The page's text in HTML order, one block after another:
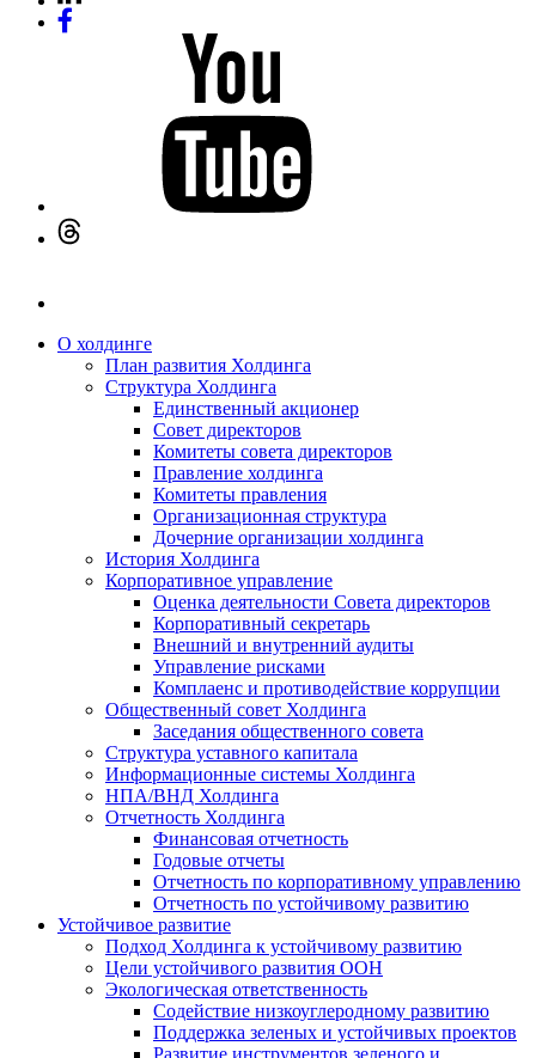
О холдинге
План развития Холдинга
Структура Холдинга
Единственный акционер
Совет директоров
Комитеты совета директоров
Правление холдинга
Комитеты правления
Организационная структура
Дочерние организации холдинга
История Холдинга
Корпоративное управление
Оценка деятельности Совета директоров
Корпоративный секретарь
Внешний и внутренний аудиты
Управление рисками
Комплаенс и противодействие коррупции
Общественный совет Холдинга
Заседания общественного совета
Структура уставного капитала
Информационные системы Холдинга
НПА/ВНД Холдинга
Отчетность Холдинга
Финансовая отчетность
Годовые отчеты
Отчетность по корпоративному управлению
Отчетность по устойчивому развитию
Устойчивое развитие
Подход Холдинга к устойчивому развитию
Цели устойчивого развития ООН
Экологическая ответственность
Содействие низкоуглеродному развитию
Поддержка зеленых и устойчивых проектов
Развитие инструментов зеленого и